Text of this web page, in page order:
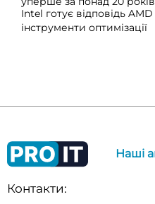
Intel готує відповідь
інструменти оптимізації
Контакти:
Наші